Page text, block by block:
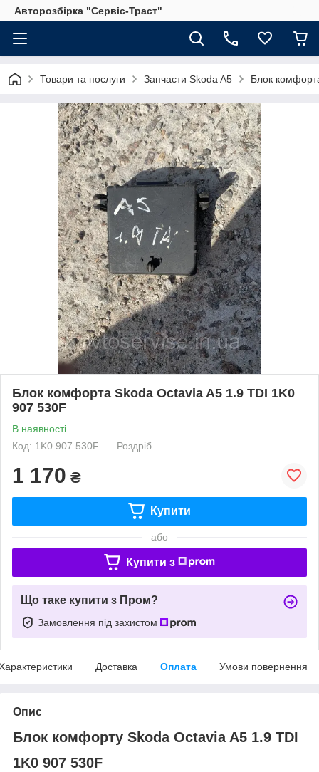
Авторозбірка "Сервіс-Траст"
Товари та послуги Запчасти Skoda A5 Блок
Блок комфорта Skoda Octavia A5 1.9 TDI 1K0
907 530F
В наявності
Код: 1K0 907 530F
Роздріб
1 170 ₴
Купити
або
Купити з
Що таке купити з Пром?
Замовлення під захистом
Доставка Оплата Умови повернення
Опис
Блок комфорту Skoda Octavia A5 1.9 TDI
1K0 907 530F